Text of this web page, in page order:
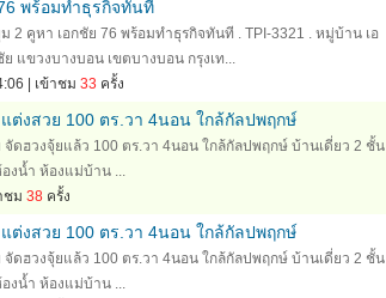
พร้อมทำธุรกิจทันที
คูหา เอกชัย 76 พร้อมทำธุรกิจทันที . TPI-3321 . หมู่บ้าน เอ
แขวงบางบอน เขตบางบอน กรุงเท...
| เข้าชม 33 ครั้ง
ต่งสวย 100 ตร.วา 4นอน ใกล้กัลปพฤกษ์
ดฮวงจุ้ยแล้ว 100 ตร.วา 4นอน ใกล้กัลปพฤกษ์ บ้านเดี่ยว 2 ชั้น
น้ำ ห้องแม่บ้าน ...
ชม 38ครั้ง
ต่งสวย 100 ตร.วา 4นอน ใกล้กัลปพฤกษ์
ดฮวงจุ้ยแล้ว 100 ตร.วา 4นอน ใกล้กัลปพฤกษ์ บ้านเดี่ยว 2 ชั้น
น้ำ ห้องแม่บ้าน ...